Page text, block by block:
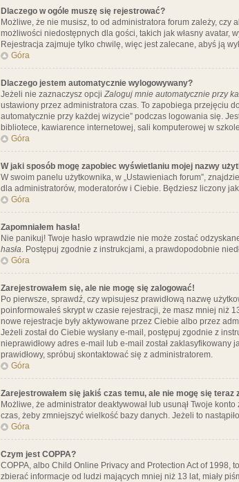
Dlaczego w ogóle muszę się rejestrować?
Możliwe, że nie musisz, to od administratora forum zależy,
możliwości niedostępnych dla gości, takich jak własny avatar,
Rejestracja zajmuje tylko chwilę, więc jest zalecane, abyś ją
Góra
Dlaczego jestem automatycznie wylogowywany?
Jeżeli nie zaznaczysz opcji Zaloguj mnie automatycznie przy
ustawiony przez administratora czas. To zapobiega przejęciu
automatycznie przy każdej wizycie” podczas logowania się.
bibliotece, kawiarence internetowej, sali komputerowej w
Góra
W jaki sposób mogę zapobiec wyświetlaniu mojej nazwy
W swoim panelu użytkownika, w „Ustawieniach forum”,
dla administratorów, moderatorów i Ciebie. Będziesz liczony
Góra
Zapomniałem hasła!
Nie panikuj! Twoje hasło wprawdzie nie może zostać
hasła. Postępuj zgodnie z instrukcjami, a prawdopodobnie
Góra
Zarejestrowałem się, ale nie mogę się zalogować!
Po pierwsze, sprawdź, czy wpisujesz prawidłową nazwę
poinformowałeś skrypt w czasie rejestracji, że masz mniej niż
nowe rejestracje były aktywowane przez Ciebie albo przez
Jeżeli został do Ciebie wysłany e-mail, postępuj zgodnie z
nieprawidłowy adres e-mail lub e-mail został
prawidłowy, spróbuj skontaktować się z administratorem.
Góra
Zarejestrowałem się jakiś czas temu, ale nie mogę się teraz
Możliwe, że administrator deaktywował lub usunął Twoje
czas, żeby zmniejszyć wielkość bazy danych. Jeżeli to
Góra
Czym jest COPPA?
COPPA, albo Child Online Privacy and Protection Act of
zbierać informacje od ludzi mających mniej niż 13 lat, miały